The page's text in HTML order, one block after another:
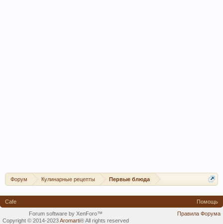
Форум Кулинарные рецепты Первые блюда
Cafe
Помощь
Правила Форума
Forum software by XenForo™
Copyright © 2014-2023Aromarti®All rights reserved